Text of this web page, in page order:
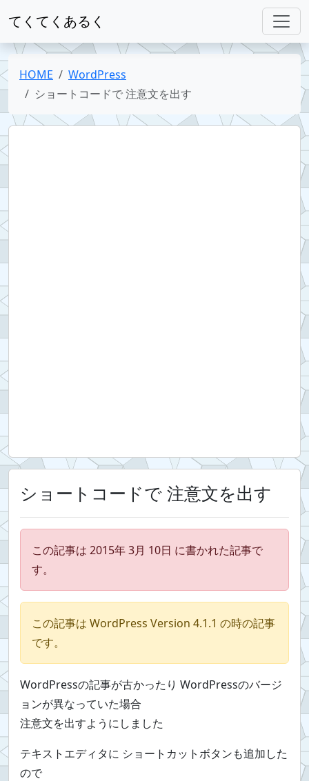
てくてくあるく
HOME
WordPress
ショートコードで 注意文を出す
ショートコードで 注意文を出す
この記事は 2015年 3月 10日 に書かれた記事で
す。
この記事は WordPress Version 4.1.1 の時の記事
です。
WordPressの記事が古かったり WordPressのバージ
ョンが異なっていた場合
注意文を出すようにしました
テキストエディタに ショートカットボタンも追加した
ので